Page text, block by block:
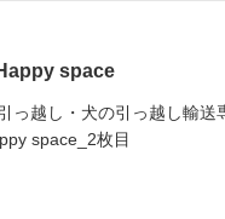
space